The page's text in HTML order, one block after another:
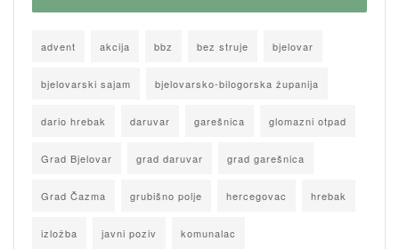
advent akcija bbz bez struje bjelovar
bjelovarski sajam bjelovarsko-bilogorska županija
dario hrebak daruvar garešnica glomazni otpad
Grad Bjelovar grad daruvar grad garešnica
Grad Čazma grubišno polje hercegovac hrebak
izložba javni poziv komunalac